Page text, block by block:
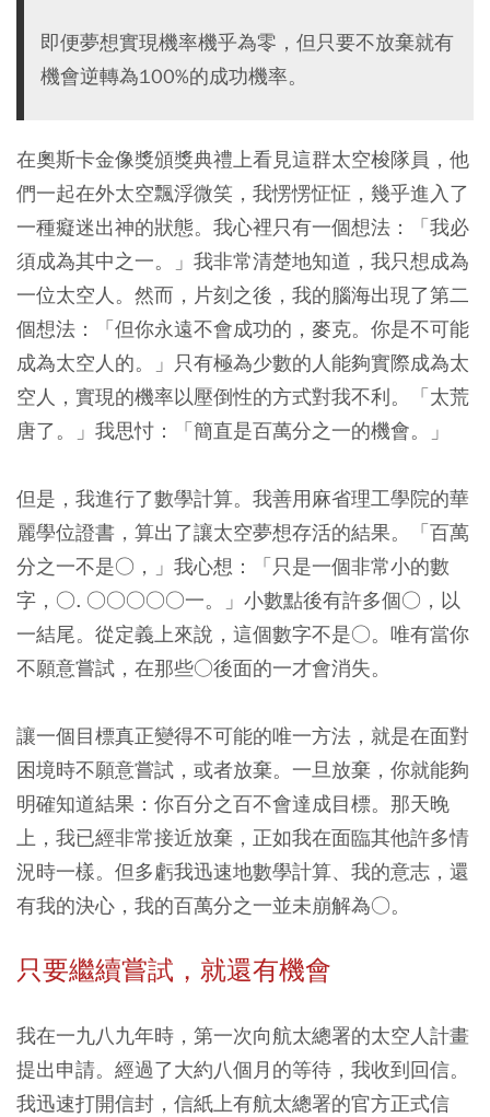
即便夢想實現機率機乎為零，但只要不放棄就有
機會逆轉為100%的成功機率。
在奧斯卡金像獎頒獎典禮上看見這群太空梭隊員，他
們一起在外太空飄浮微笑，我愣愣怔怔，幾乎進入了
一種癡迷出神的狀態。我心裡只有一個想法：「我必
須成為其中之一。」我非常清楚地知道，我只想成為
一位太空人。然而，片刻之後，我的腦海出現了第二
個想法：「但你永遠不會成功的，麥克。你是不可能
成為太空人的。」只有極為少數的人能夠實際成為太
空人，實現的機率以壓倒性的方式對我不利。「太荒
唐了。」我思忖：「簡直是百萬分之一的機會。」
但是，我進行了數學計算。我善用麻省理工學院的華
麗學位證書，算出了讓太空夢想存活的結果。「百萬
分之一不是○，」我心想：「只是一個非常小的數
字，○. ○○○○○一。」小數點後有許多個○，以
一結尾。從定義上來說，這個數字不是○。唯有當你
不願意嘗試，在那些○後面的一才會消失。
讓一個目標真正變得不可能的唯一方法，就是在面對
困境時不願意嘗試，或者放棄。一旦放棄，你就能夠
明確知道結果：你百分之百不會達成目標。那天晚
上，我已經非常接近放棄，正如我在面臨其他許多情
況時一樣。但多虧我迅速地數學計算、我的意志，還
有我的決心，我的百萬分之一並未崩解為○。
只要繼續嘗試，就還有機會
我在一九八九年時，第一次向航太總署的太空人計畫
提出申請。經過了大約八個月的等待，我收到回信。
我迅速打開信封，信紙上有航太總署的官方正式信